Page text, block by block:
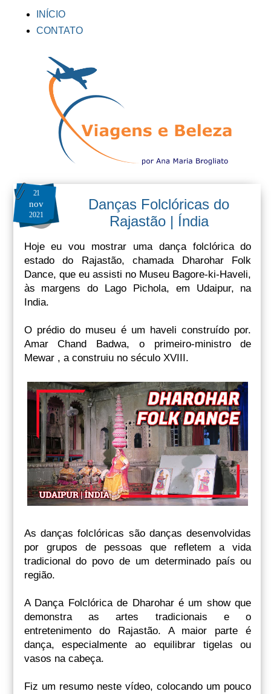
INÍCIO
CONTATO
21
nov
2021
Danças Folclóricas do
Rajastão | Índia
Hoje eu vou mostrar uma dança folclórica do
estado do Rajastão, chamada Dharohar Folk
Dance, que eu assisti no Museu Bagore-ki-Haveli,
às margens do Lago Pichola, em Udaipur, na
India.
O prédio do museu é um haveli construído por.
Amar Chand Badwa, o primeiro-ministro de
Mewar , a construiu no século XVIII.
As danças folclóricas são danças desenvolvidas
por grupos de pessoas que refletem a vida
tradicional do povo de um determinado país ou
região.
A Dança Folclórica de Dharohar é um show que
demonstra as artes tradicionais e o
entretenimento do Rajastão. A maior parte é
dança, especialmente ao equilibrar tigelas ou
vasos na cabeça.
Fiz um resumo neste vídeo, colocando um pouco